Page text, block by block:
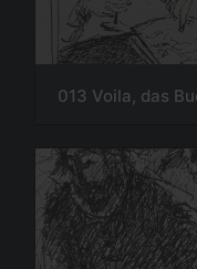
013 Voila, das